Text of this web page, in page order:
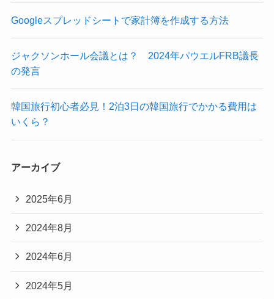
Googleスプレッドシートで家計簿を作成する方法
ジャクソンホール会議とは？ 2024年パウエルFRB議長
の発言
韓国旅行初心者必見！2泊3日の韓国旅行でかかる費用は
いくら？
アーカイブ
2025年6月
2024年8月
2024年6月
2024年5月